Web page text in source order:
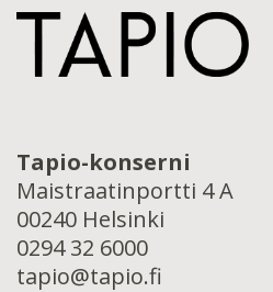
Tapio-konserni
Maistraatinportti 4 A
00240 Helsinki
0294 32 6000
tapio@tapio.fi